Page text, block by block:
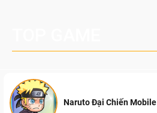
Naruto Đại Chiến Mobile